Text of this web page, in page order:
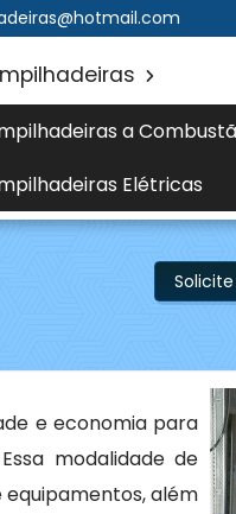
a
Elétricas
e economia para
modalidade de
além